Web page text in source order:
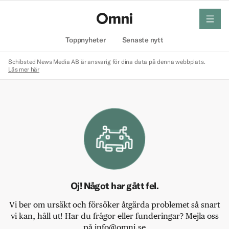
Toppnyheter Senaste nytt
meny
Schibsted News Media AB är ansvarig för dina data på denna webbplats.
Läs mer här
Oj! Något har gått fel.
Vi ber om ursäkt och försöker åtgärda problemet så snart
vi kan, håll ut! Har du frågor eller funderingar? Mejla oss